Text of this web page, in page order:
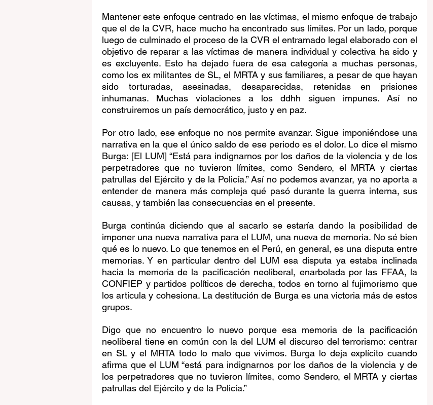
Mantener este enfoque centrado en las víctimas, el mismo enfoque de trabajo
que el de la CVR, hace mucho ha encontrado sus límites. Por un lado, porque
luego de culminado el proceso de la CVR el entramado legal elaborado con el
objetivo de reparar a las víctimas de manera individual y colectiva ha sido y
es excluyente. Esto ha dejado fuera de esa categoría a muchas personas,
como los ex militantes de SL, el MRTA y sus familiares, a pesar de que hayan
sido torturadas, asesinadas, desaparecidas, retenidas en prisiones
inhumanas. Muchas violaciones a los ddhh siguen impunes. Así no
construiremos un país democrático, justo y en paz.
Por otro lado, ese enfoque no nos permite avanzar. Sigue imponiéndose una
narrativa en la que el único saldo de ese periodo es el dolor. Lo dice el mismo
Burga: [El LUM] “Está para indignarnos por los daños de la violencia y de los
perpetradores que no tuvieron límites, como Sendero, el MRTA y ciertas
patrullas del Ejército y de la Policía.” Así no podemos avanzar, ya no aporta a
entender de manera más compleja qué pasó durante la guerra interna, sus
causas, y también las consecuencias en el presente.
Burga continúa diciendo que al sacarlo se estaría dando la posibilidad de
imponer una nueva narrativa para el LUM, una nueva de memoria. No sé bien
qué es lo nuevo. Lo que tenemos en el Perú, en general, es una disputa entre
memorias. Y en particular dentro del LUM esa disputa ya estaba inclinada
hacia la memoria de la pacificación neoliberal, enarbolada por las FFAA, la
CONFIEP y partidos políticos de derecha, todos en torno al fujimorismo que
los articula y cohesiona. La destitución de Burga es una victoria más de estos
grupos.
Digo que no encuentro lo nuevo porque esa memoria de la pacificación
neoliberal tiene en común con la del LUM el discurso del terrorismo: centrar
en SL y el MRTA todo lo malo que vivimos. Burga lo deja explícito cuando
afirma que el LUM “está para indignarnos por los daños de la violencia y de
los perpetradores que no tuvieron límites, como Sendero, el MRTA y ciertas
patrullas del Ejército y de la Policía.”